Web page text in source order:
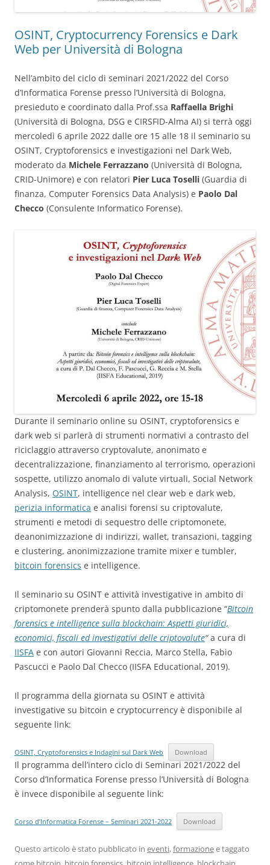
OSINT, Cryptocurrency Forensics e Dark
Web per Università di Bologna
Nell’ambito del ciclo di seminari 2021/2022 del Corso
d’Informatica Forense presso l’Università di Bologna,
presieduto e coordinato dalla Prof.ssa Raffaella Brighi
(Università di Bologna, DSG e CIRSFID-Alma AI) si terrà oggi
mercoledì 6 aprile 2022 dalle ore 15 alle 18 il seminario su
OSINT, Cryptoforensics e investigazioni nel Dark Web,
moderato da Michele Ferrazzano (Università di Bologna,
CRID-Unimore) e con relatori Pier Luca Toselli (Guardia di
finanza, Computer Forensics Data Analysis) e Paolo Dal
Checco (Consulente Informatico Forense).
Durante il seminario online su OSINT, cryptoforensics e
dark web si parlerà di strumenti normativi a contrasto del
riciclaggio attraverso cryptovalute, anonimato e
decentralizzazione, finanziamento al terrorismo, operazioni
sospette, utilizzo anomalo di valute virtuali, Social Network
Analysis, OSINT, intelligence nel clear web e dark web,
perizia informatica e analisi forensi su criptovalute,
strumenti e metodi di sequestro delle criptomonete,
deanonimizzazione di indirizzi, wallet, transazioni, tagging
e clustering, anonimizzazione tramite mixer e tumbler,
bitcoin forensics e intelligence.
Il seminario su OSINT e attività investigative in ambito di
criptomonete prenderà spunto dalla pubblicazione “Bitcoin
forensics e intelligence sulla blockchain: Aspetti giuridici,
economici, fiscali ed investigativi delle criptovalute“a cura di
IISFA e con autori Giovanni Reccia, Marco Stella, Fabio
Pascucci e Paolo Dal Checco (IISFA Educational, 2019).
Il programma della giornata su OSINT e attività
investigative su bitcoin e cryptocurrency è disponibile al
seguente link:
OSINT, Cryptoforensics e Indagini sul Dark Web Download
Il programma dell’intero ciclo di Seminari 2021/2022 del
Corso d’Informatica Forense presso l’Università di Bologna
è invece disponibile al seguente link:
Corso d’Informatica Forense – Seminari 2021-2022 Download
Questo articolo è stato pubblicato in eventi,formazionee taggato